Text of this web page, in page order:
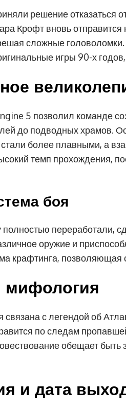
решение отказаться
Крофт вновь
сложные
игры 90-х
5 позволил команде
до подводных храмов.
более плавными, а
темп прохождения,
боя
переработали,
оружие и
крафтинга, позволяющая
с легендой об
по следам
обещает
и дата